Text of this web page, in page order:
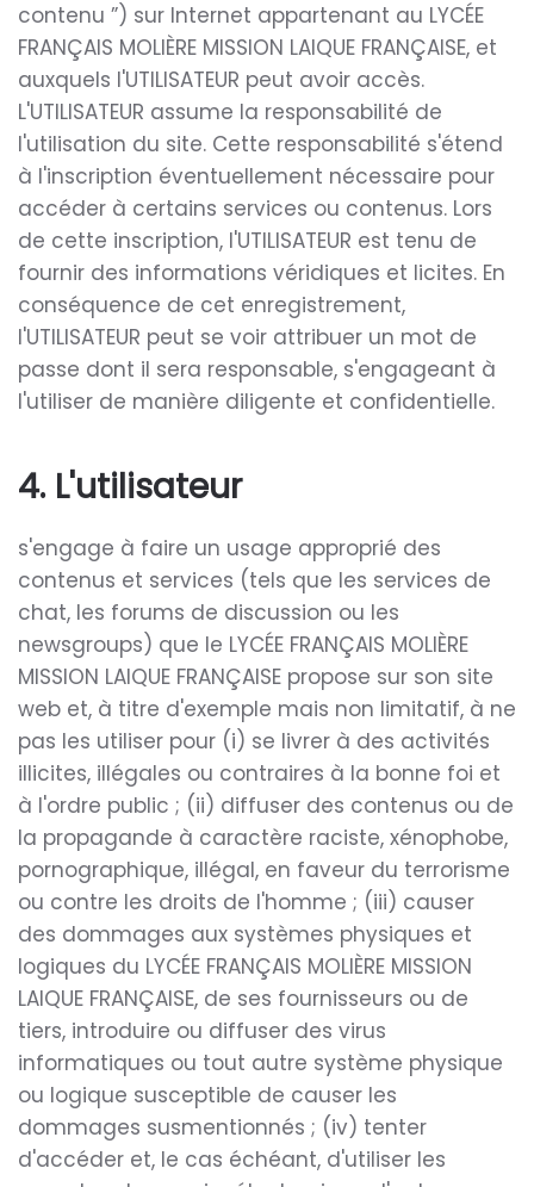
contenu ”) sur Internet appartenant au LYCÉE
FRANÇAIS MOLIÈRE MISSION LAIQUE FRANÇAISE, et
auxquels l'UTILISATEUR peut avoir accès.
L'UTILISATEUR assume la responsabilité de
l'utilisation du site. Cette responsabilité s'étend
à l'inscription éventuellement nécessaire pour
accéder à certains services ou contenus. Lors
de cette inscription, l'UTILISATEUR est tenu de
fournir des informations véridiques et licites. En
conséquence de cet enregistrement,
l'UTILISATEUR peut se voir attribuer un mot de
passe dont il sera responsable, s'engageant à
l'utiliser de manière diligente et confidentielle.
4. L'utilisateur
s'engage à faire un usage approprié des
contenus et services (tels que les services de
chat, les forums de discussion ou les
newsgroups) que le LYCÉE FRANÇAIS MOLIÈRE
MISSION LAIQUE FRANÇAISE propose sur son site
web et, à titre d'exemple mais non limitatif, à ne
pas les utiliser pour (i) se livrer à des activités
illicites, illégales ou contraires à la bonne foi et
à l'ordre public ; (ii) diffuser des contenus ou de
la propagande à caractère raciste, xénophobe,
pornographique, illégal, en faveur du terrorisme
ou contre les droits de l'homme ; (iii) causer
des dommages aux systèmes physiques et
logiques du LYCÉE FRANÇAIS MOLIÈRE MISSION
LAIQUE FRANÇAISE, de ses fournisseurs ou de
tiers, introduire ou diffuser des virus
informatiques ou tout autre système physique
ou logique susceptible de causer les
dommages susmentionnés ; (iv) tenter
d'accéder et, le cas échéant, d'utiliser les